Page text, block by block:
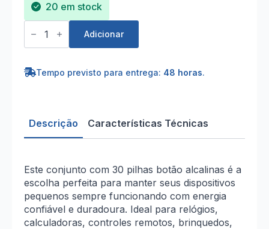
20 em stock
Quantidade
de
Conjunto
botão
Adicionar
Tempo previsto para entrega: 48 horas.
Descrição Características Técnicas
Este conjunto com 30 pilhas botão alcalinas é a
escolha perfeita para manter seus dispositivos
pequenos sempre funcionando com energia
confiável e duradoura. Ideal para relógios,
calculadoras, controles remotos, brinquedos,